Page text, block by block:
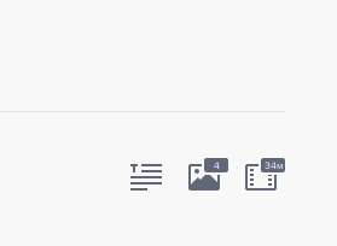
4 34м